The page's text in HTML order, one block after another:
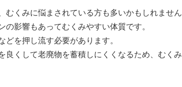
くみに悩まされている方も多いかもしれません
影響もあってむくみやすい体質です。
を押し流す必要があります。
くして老廃物を蓄積しにくくなるため、むく